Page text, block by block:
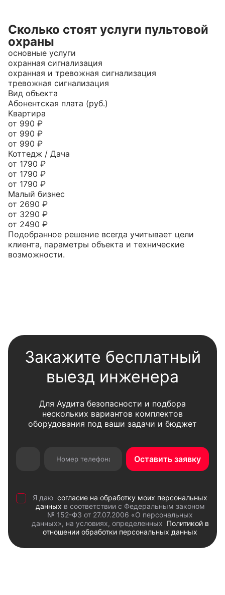
Сколько стоят услуги пультовой
охраны
основные услуги
охранная сигнализация
охранная и тревожная сигнализация
тревожная сигнализация
Вид объекта
Абонентская плата (руб.)
Квартира
от 990 ₽
от 990 ₽
от 990 ₽
Коттедж / Дача
от 1790 ₽
от 1790 ₽
от 1790 ₽
Малый бизнес
от 2690 ₽
от 3290 ₽
от 2490 ₽
Подобранное решение всегда учитывает цели
клиента, параметры объекта и технические
возможности.
Закажите бесплатный
выезд инженера
Для Аудита безопасности и подбора
нескольких вариантов комплектов
оборудования под ваши задачи и бюджет
Оставить заявку
Я даю согласие на обработку моих персональных
данных в соответствии с Федеральным законом
№ 152-ФЗ от 27.07.2006 «О персональных
данных», на условиях, определенных Политикой в
отношении обработки персональных данных